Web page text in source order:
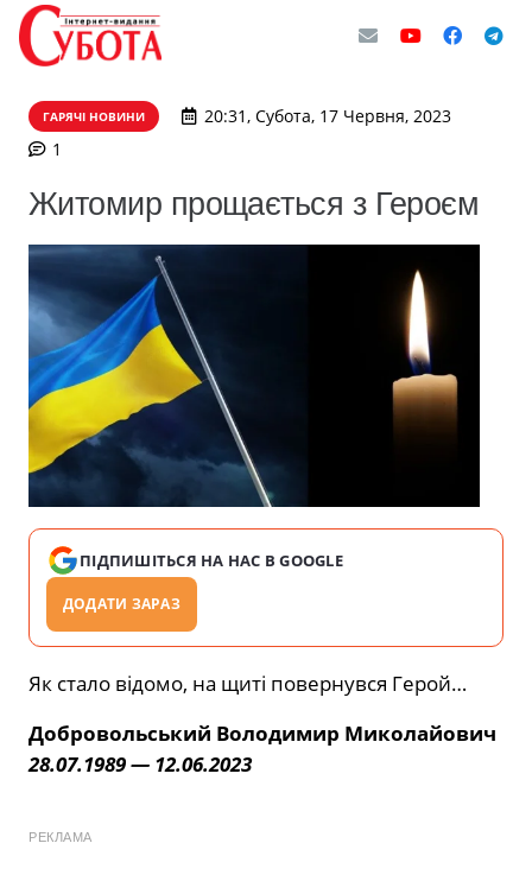
ГАРЯЧІ НОВИНИ
20:31, Субота, 17 Червня, 2023
1
Житомир прощається з Героєм
ПІДПИШІТЬСЯ НА НАС В GOOGLE
ДОДАТИ ЗАРАЗ
Як стало відомо, на щиті повернувся Герой…
Добровольський Володимир Миколайович
28.07.1989 — 12.06.2023
РЕКЛАМА